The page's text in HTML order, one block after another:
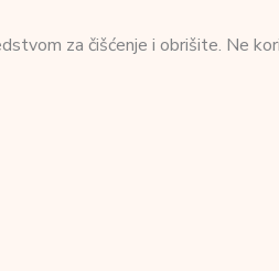
za čišćenje i obrišite. Ne